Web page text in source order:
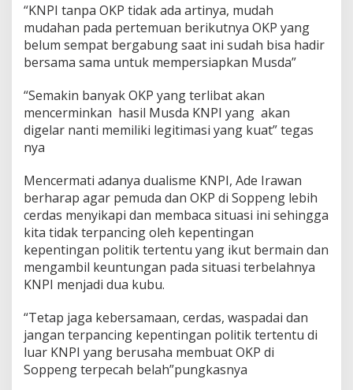
“KNPI tanpa OKP tidak ada artinya, mudah
mudahan pada pertemuan berikutnya OKP yang
belum sempat bergabung saat ini sudah bisa hadir
bersama sama untuk mempersiapkan Musda”
“Semakin banyak OKP yang terlibat akan
mencerminkan hasil Musda KNPI yang akan
digelar nanti memiliki legitimasi yang kuat” tegas
nya
Mencermati adanya dualisme KNPI, Ade Irawan
berharap agar pemuda dan OKP di Soppeng lebih
cerdas menyikapi dan membaca situasi ini sehingga
kita tidak terpancing oleh kepentingan
kepentingan politik tertentu yang ikut bermain dan
mengambil keuntungan pada situasi terbelahnya
KNPI menjadi dua kubu.
“Tetap jaga kebersamaan, cerdas, waspadai dan
jangan terpancing kepentingan politik tertentu di
luar KNPI yang berusaha membuat OKP di
Soppeng terpecah belah”pungkasnya